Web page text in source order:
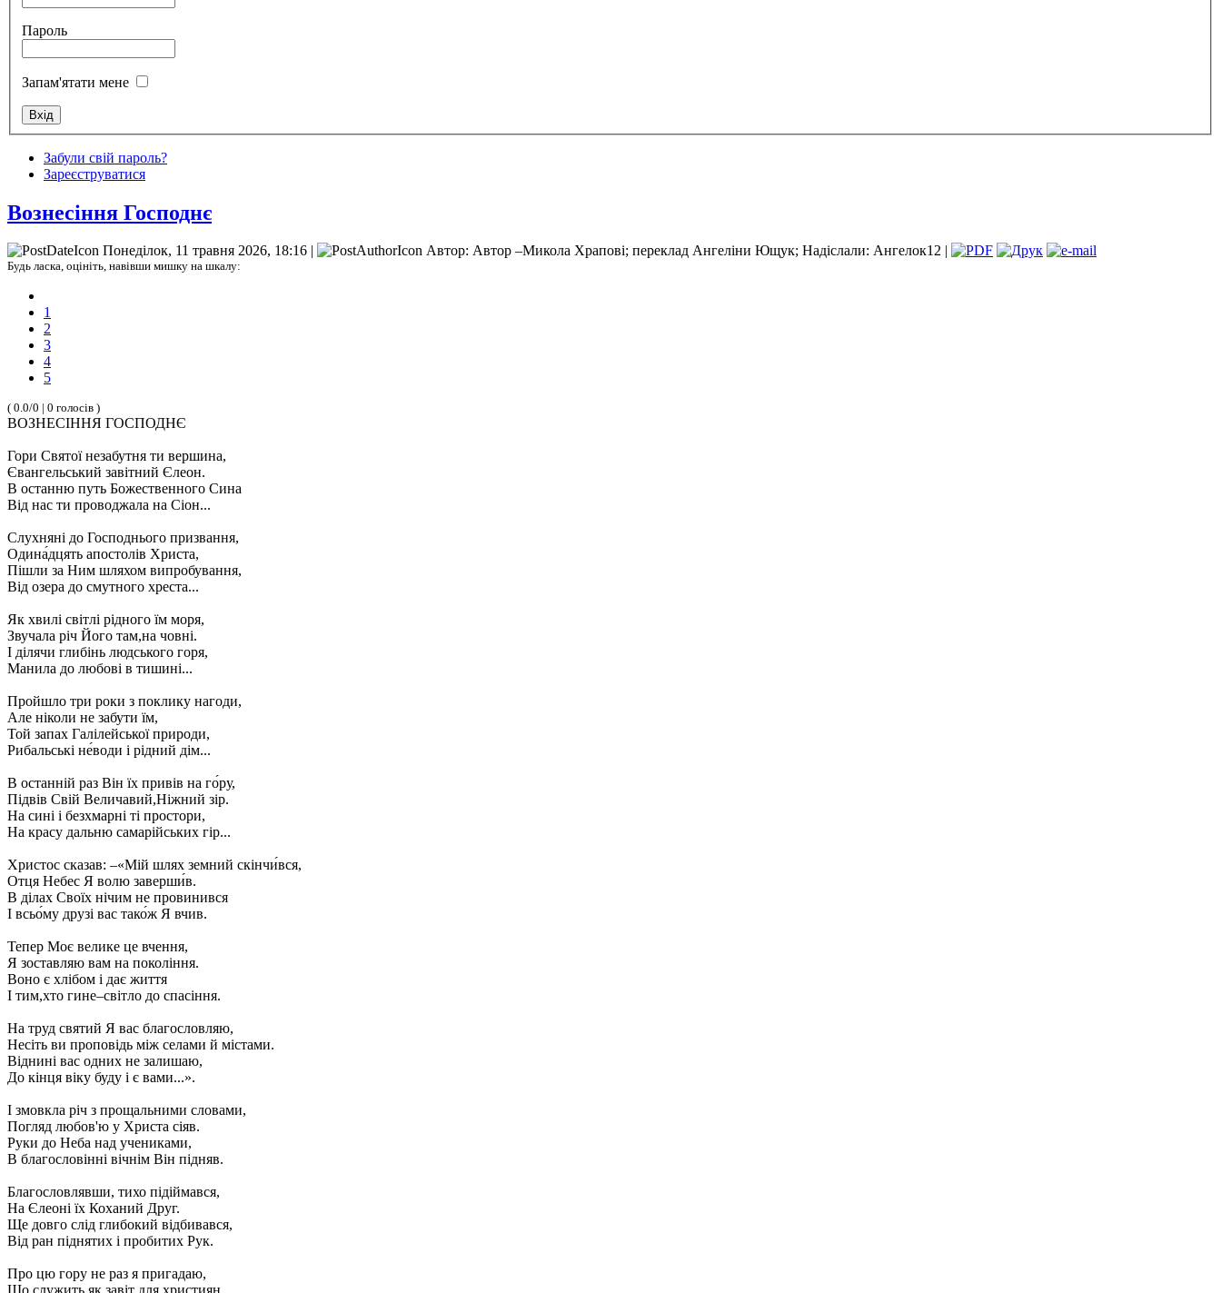
Пароль
Запам'ятати мене
Забули свій пароль?
Зареєструватися
Вознесіння Господнє
Понеділок, 11 травня 2026, 18:16 | Автор: Автор –Микола Храпові; переклад Ангеліни Ющук; Надіслали: Ангелок12 |
Будь ласка, оцініть, навівши мишку на шкалу:
1
2
3
4
5
( 0.0/0 | 0 голосів )
ВОЗНЕСІННЯ ГОСПОДНЄ
Гори Святої незабутня ти вершина,
Євангельський завітний Єлеон.
В останню путь Божественного Сина
Від нас ти проводжала на Сіон...
Слухняні до Господнього призвання,
Одина́дцять апостолів Христа,
Пішли за Ним шляхом випробування,
Від озера до смутного хреста...
Як хвилі світлі рідного їм моря,
Звучала річ Його там,на човні.
І ділячи глибінь людського горя,
Манила до любові в тишині...
Пройшло три роки з поклику нагоди,
Але ніколи не забути їм,
Той запах Галілейської природи,
Рибальські не́води і рідний дім...
В останній раз Він їх привів на го́ру,
Підвів Свій Величавий,Ніжний зір.
На сині і безхмарні ті простори,
На красу дальню самарійських гір...
Христос сказав: –«Мій шлях земний скінчи́вся,
Отця Небес Я волю заверши́в.
В ділах Своїх нічим не провинився
І всьо́му друзі вас тако́ж Я вчив.
Тепер Моє велике це вчення,
Я зоставляю вам на покоління.
Воно є хлібом і дає життя
І тим,хто гине–світло до спасіння.
На труд святий Я вас благословляю,
Несіть ви проповідь між селами й містами.
Віднині вас одних не залишаю,
До кінця віку буду і є вами...».
І змовкла річ з прощальними словами,
Погляд любов'ю у Христа сіяв.
Руки до Неба над учениками,
В благословінні вічнім Він підняв.
Благословлявши, тихо підіймався,
На Єлеоні їх Коханий Друг.
Ще довго слід глибокий відбивався,
Від ран піднятих і пробитих Рук.
Про цю гору не раз я пригадаю,